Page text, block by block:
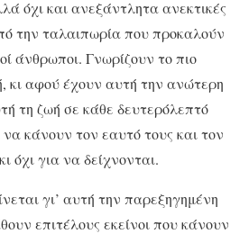
όχι και ανεξάντλητα ανεκτικές
την ταλαιπωρία που προκαλούν
άνθρωποι. Γνωρίζουν το πιο
κι αφού έχουν αυτή την ανώτερη
τη ζωή σε κάθε δευτερόλεπτό
κάνουν τον εαυτό τους και τον
όχι για να δείχνονται.
γι’ αυτή την παρεξηγημένη
επιτέλους εκείνοι που κάνουν